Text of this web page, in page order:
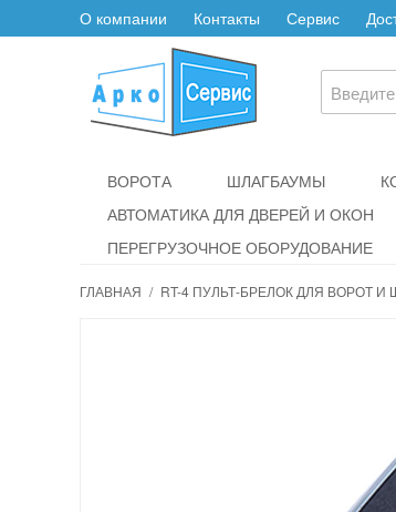
О компании Контакты Сервис
ВОРОТА ШЛАГБАУМЫ
АВТОМАТИКА ДЛЯ ДВЕРЕЙ И ОКОН
ПЕРЕГРУЗОЧНОЕ ОБОРУДОВАНИЕ
ГЛАВНАЯ / RT-4 ПУЛЬТ-БРЕЛОК ДЛЯ ВОРОТ